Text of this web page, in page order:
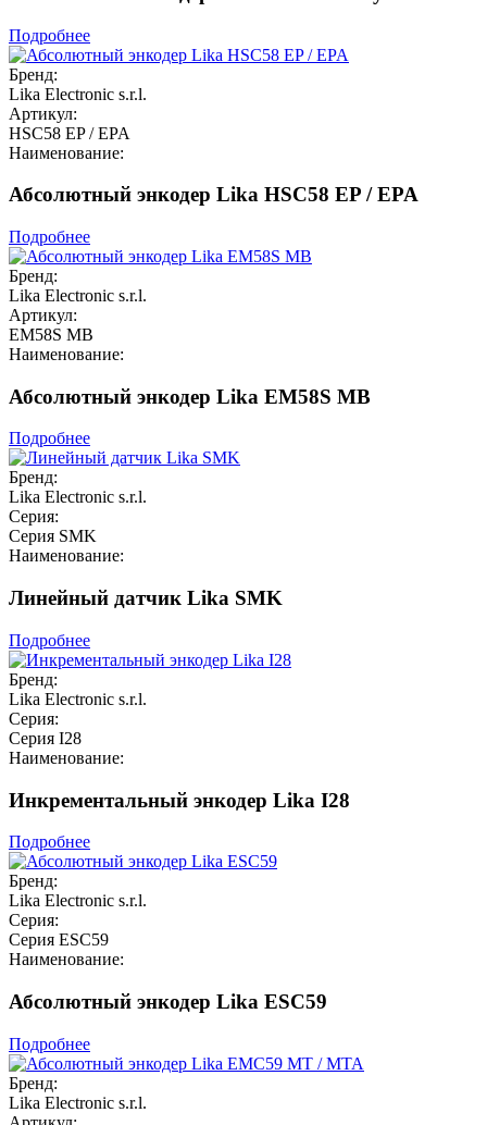
Подробнее
Бренд:
Lika Electronic s.r.l.
Артикул:
HSC58 EP / EPA
Наименование:
Абсолютный энкодер Lika HSC58 EP / EPA
Подробнее
Бренд:
Lika Electronic s.r.l.
Артикул:
EM58S MB
Наименование:
Абсолютный энкодер Lika EM58S MB
Подробнее
Бренд:
Lika Electronic s.r.l.
Серия:
Серия SMK
Наименование:
Линейный датчик Lika SMK
Подробнее
Бренд:
Lika Electronic s.r.l.
Серия:
Серия I28
Наименование:
Инкрементальный энкодер Lika I28
Подробнее
Бренд:
Lika Electronic s.r.l.
Серия:
Серия ESC59
Наименование:
Абсолютный энкодер Lika ESC59
Подробнее
Бренд:
Lika Electronic s.r.l.